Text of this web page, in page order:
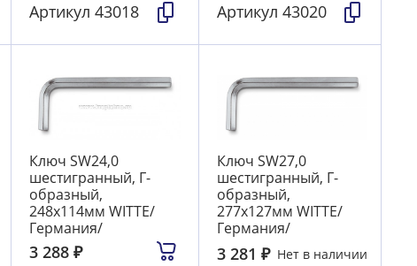
Артикул43018
Артикул 43020
Ключ SW24,0
шестигранный, Г-
образный,
248х114мм WITTE/
Германия/
3 288₽
Ключ SW27,0
шестигранный, Г-
образный,
277х127мм WITTE/
Германия/
3 281 ₽ Нет в наличии